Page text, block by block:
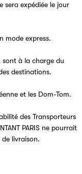
sera expédiée le jour
mode express.
sont à la charge du
destinations.
et les Dom-Tom.
des Transporteurs
PARIS ne pourrait
livraison.